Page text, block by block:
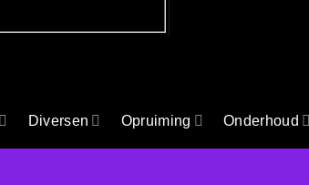
Diversen Opruiming Onderhoud